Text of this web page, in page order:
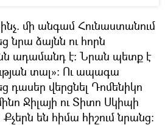
ինչ. մի անգամ Հունաստանում
նրա ձայնն ու հորն
ադամանդ է։ Նրան պետք է
տալ»։ Ու ապագա
դասեր վերցնել Դոմենիկո
Ջիլայի ու Տիտո Սկիպի
են հիմա հիշում նրանց։